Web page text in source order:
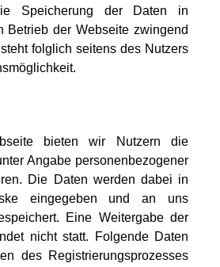
Speicherung der Daten in
Betrieb der Webseite zwingend
folglich seitens des Nutzers
bieten wir Nutzern die
Angabe personenbezogener
Die Daten werden dabei in
eingegeben und an uns
Eine Weitergabe der
nicht statt. Folgende Daten
des Registrierungsprozesses